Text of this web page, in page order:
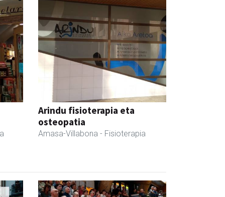
Arindu fisioterapia eta
osteopatia
Amasa-Villabona - Fisioterapia